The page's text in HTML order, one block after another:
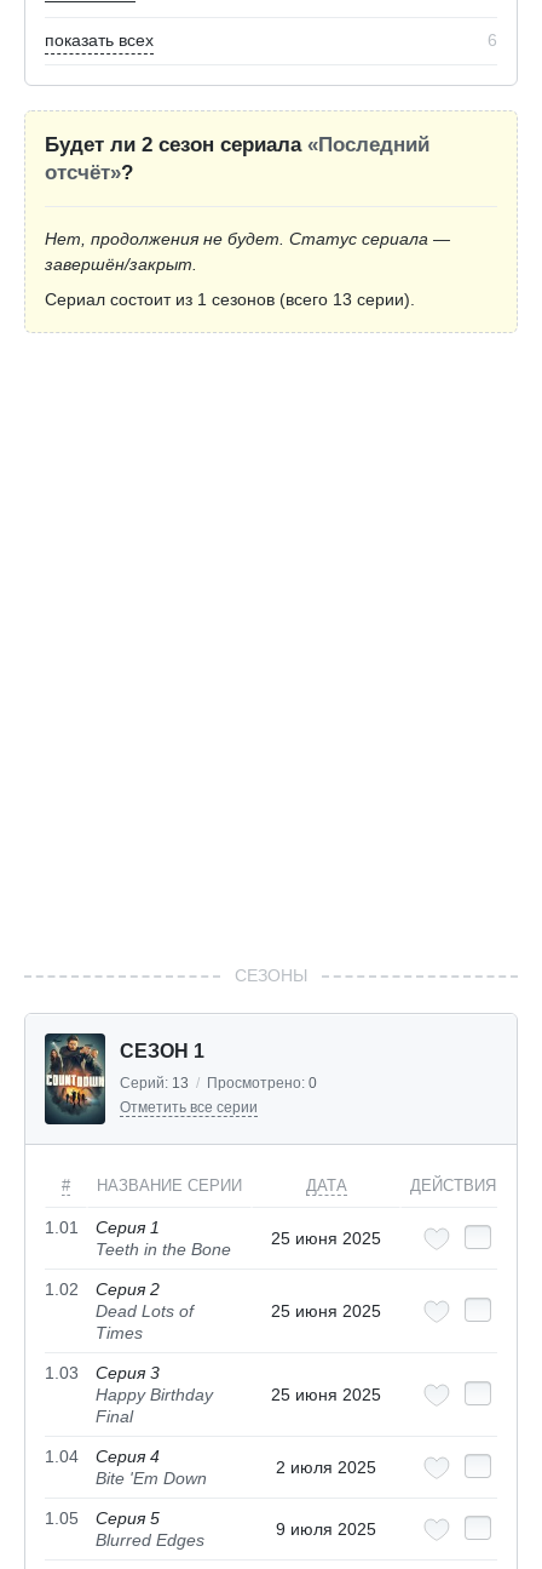
показать всех 6
Будет ли 2 сезон сериала «Последний
отсчёт»?
Нет, продолжения не будет. Статус сериала —
завершён/закрыт.
Сериал состоит из 1 сезонов (всего 13 серии).
СЕЗОНЫ
СЕЗОН 1
Серий: 13 / Просмотрено: 0
Отметить все серии
# НАЗВАНИЕ СЕРИИ ДАТА ДЕЙСТВИЯ
1.01
Серия 1
Teeth in the Bone
25 июня 2025
1.02
Серия 2
Dead Lots of
Times
25 июня 2025
1.03
Серия 3
Happy Birthday
Final
25 июня 2025
1.04
Серия 4
Bite 'Em Down
2 июля 2025
1.05
Серия 5
Blurred Edges
9 июля 2025